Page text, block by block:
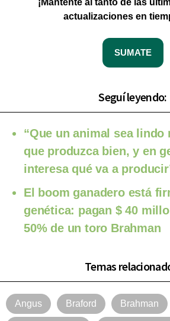
¡Mantente al tanto de las
actualizaciones en
SUMATE
Seguí leyendo:
“Que un animal sea
que produzca bien, y en
interesa qué va a
El boom ganadero está
genética: pagan $ 40
50% de un toro Brahman
Temas
Angus Braford Brahman